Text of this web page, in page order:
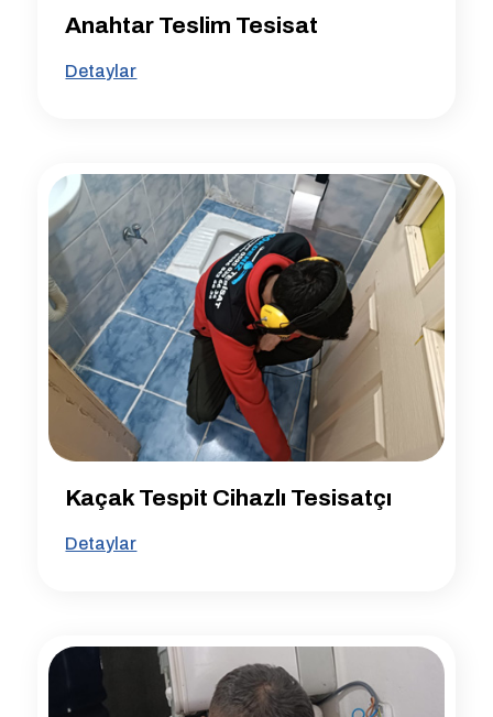
Anahtar Teslim Tesisat
Detaylar
Kaçak Tespit Cihazlı Tesisatçı
Detaylar